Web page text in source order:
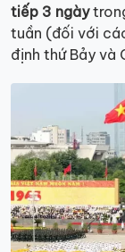
tiếp 3 ngày
tuần (đối với
định thứ Bảy và